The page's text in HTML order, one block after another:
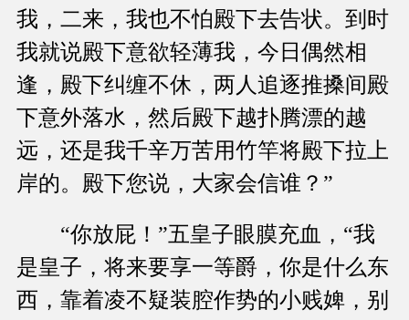
我，二来，我也不怕殿下去告状。到时
我就说殿下意欲轻薄我，今日偶然相
逢，殿下纠缠不休，两人追逐推搡间殿
下意外落水，然后殿下越扑腾漂的越
远，还是我千辛万苦用竹竿将殿下拉上
岸的。殿下您说，大家会信谁？”
“你放屁！”五皇子眼膜充血，“我
是皇子，将来要享一等爵，你是什么东
西，靠着凌不疑装腔作势的小贱婢，别